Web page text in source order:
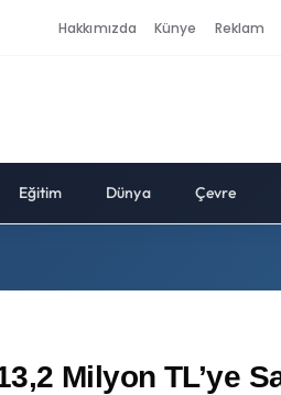
Hakkımızda Künye Reklam
Eğitim Dünya Çevre
Milyon TL’ye